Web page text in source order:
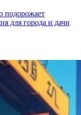
подорожает
для города и дачи